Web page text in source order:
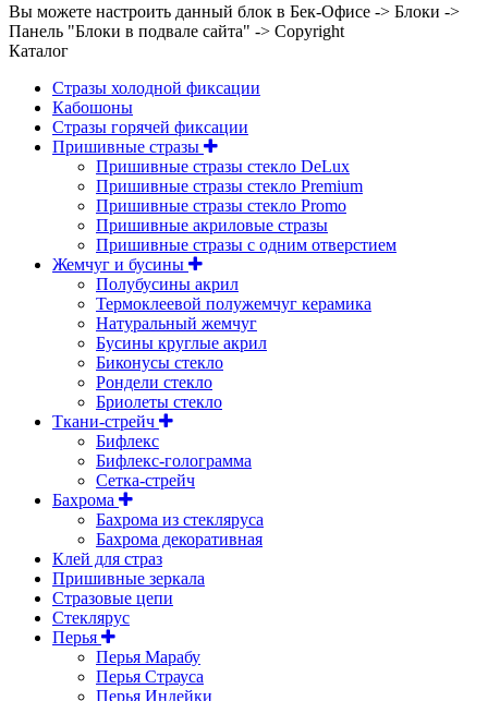
Вы можете настроить данный блок в Бек-Офисе -> Блоки ->
Панель "Блоки в подвале сайта" -> Copyright
Каталог
Стразы холодной фиксации
Кабошоны
Стразы горячей фиксации
Пришивные стразы
Пришивные стразы стекло DeLux
Пришивные стразы стекло Premium
Пришивные стразы стекло Promo
Пришивные акриловые стразы
Пришивные стразы с одним отверстием
Жемчуг и бусины
Полубусины акрил
Термоклеевой полужемчуг керамика
Натуральный жемчуг
Бусины круглые акрил
Биконусы стекло
Рондели стекло
Бриолеты стекло
Ткани-стрейч
Бифлекс
Бифлекс-голограмма
Сетка-стрейч
Бахрома
Бахрома из стекляруса
Бахрома декоративная
Клей для страз
Пришивные зеркала
Cтразовые цепи
Стеклярус
Перья
Перья Марабу
Перья Страуса
Перья Индейки